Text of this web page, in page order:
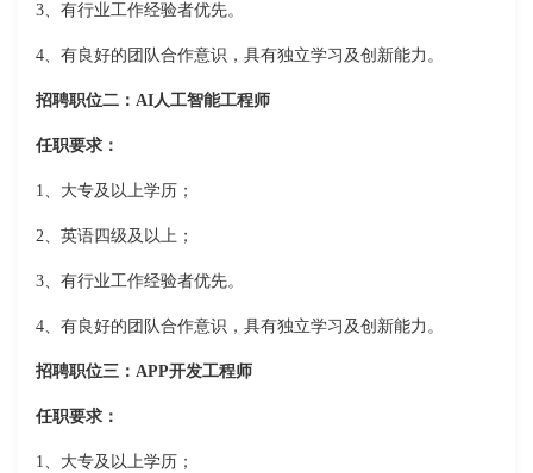
3、有行业工作经验者优先。
4、有良好的团队合作意识，具有独立学习及创新能力。
招聘职位二：AI人工智能工程师
任职要求：
1、大专及以上学历；
2、英语四级及以上；
3、有行业工作经验者优先。
4、有良好的团队合作意识，具有独立学习及创新能力。
招聘职位三：APP开发工程师
任职要求：
1、大专及以上学历；